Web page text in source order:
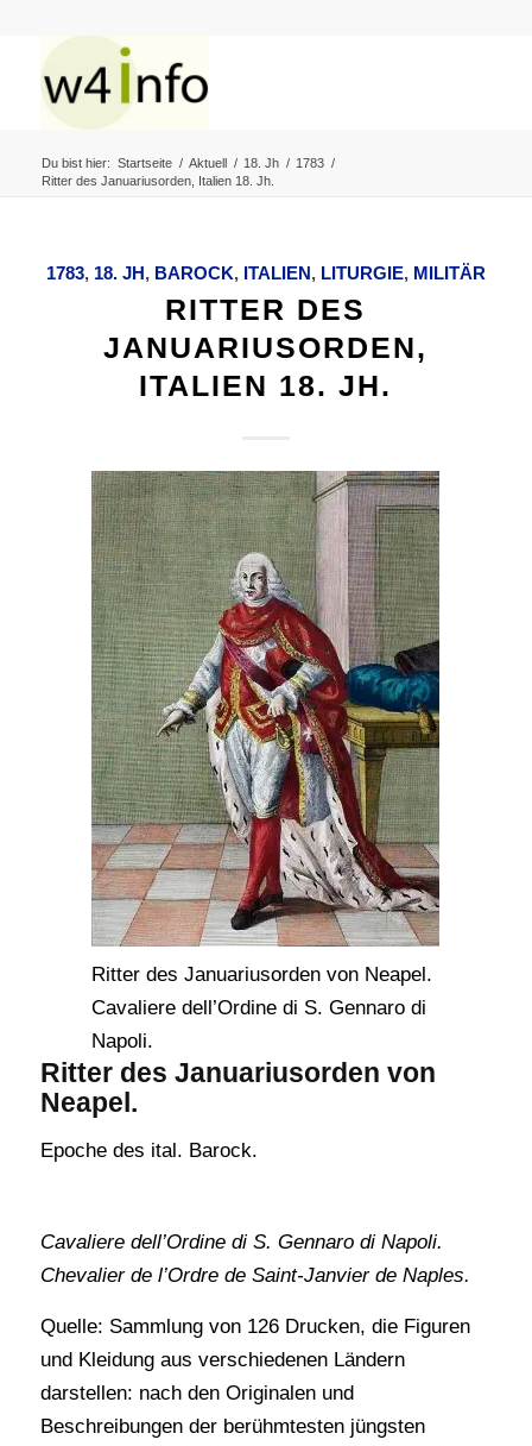
Du bist hier: Startseite / Aktuell / 18. Jh / 1783 /
Ritter des Januariusorden, Italien 18. Jh.
1783, 18. JH, BAROCK, ITALIEN, LITURGIE, MILITÄR
RITTER DES
JANUARIUSORDEN,
ITALIEN 18. JH.
Ritter des Januariusorden von Neapel.
Cavaliere dell’Ordine di S. Gennaro di
Napoli.
Ritter des Januariusorden von
Neapel.
Epoche des ital. Barock.
Cavaliere dell’Ordine di S. Gennaro di Napoli.
Chevalier de l’Ordre de Saint-Janvier de Naples.
Quelle: Sammlung von 126 Drucken, die Figuren
und Kleidung aus verschiedenen Ländern
darstellen: nach den Originalen und
Beschreibungen der berühmtesten jüngsten